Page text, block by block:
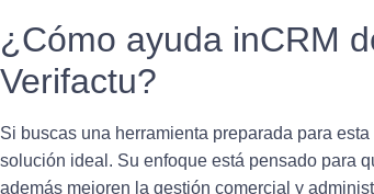
¿Cómo ayuda inCRM
Verifactu?
Si buscas una herramienta preparada para
solución ideal. Su enfoque está pensado para
además mejoren la gestión comercial y